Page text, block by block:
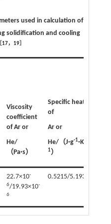
used in calculation of
solidification and cooling
17 ， 19］
Viscosity
coefficient
of Ar or
He/
（Pa·s）
Specific heat
of
Ar or
He/（J·g-1·K
1）
22.7×10-
6/19.93×10-
6
0.5215/5.193